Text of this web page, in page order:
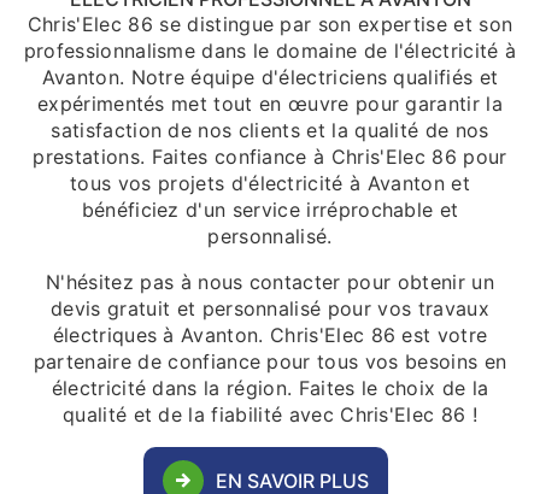
Chris'Elec 86 se distingue par son expertise et son
professionnalisme dans le domaine de l'électricité à
Avanton. Notre équipe d'électriciens qualifiés et
expérimentés met tout en œuvre pour garantir la
satisfaction de nos clients et la qualité de nos
prestations. Faites confiance à Chris'Elec 86 pour
tous vos projets d'électricité à Avanton et
bénéficiez d'un service irréprochable et
personnalisé.
N'hésitez pas à nous contacter pour obtenir un
devis gratuit et personnalisé pour vos travaux
électriques à Avanton. Chris'Elec 86 est votre
partenaire de confiance pour tous vos besoins en
électricité dans la région. Faites le choix de la
qualité et de la fiabilité avec Chris'Elec 86 !
EN SAVOIR PLUS